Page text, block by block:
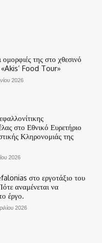
της στο χθεσινό
«Akis’ Food Tour»
2026
στο Εθνικό Ευρετήριο
Κληρονομιάς της
2026
στο εργοτάξιο του
αναμένεται να
έργο.
2026